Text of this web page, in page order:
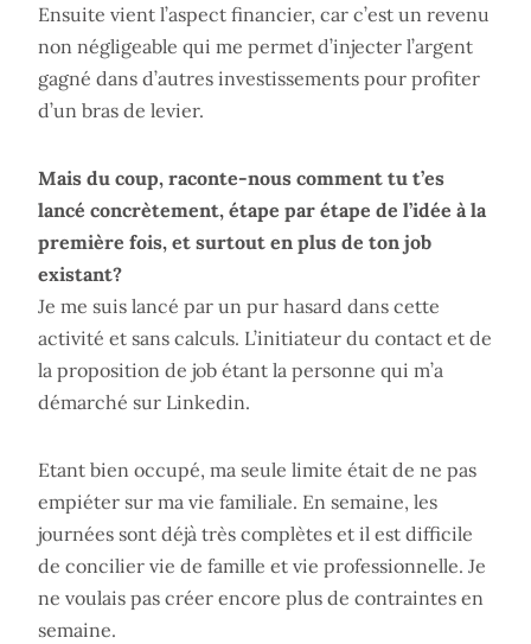
Ensuite vient l’aspect financier, car c’est un revenu
non négligeable qui me permet d’injecter l’argent
gagné dans d’autres investissements pour profiter
d’un bras de levier.
Mais du coup, raconte-nous comment tu t’es
lancé concrètement, étape par étape de l’idée à la
première fois, et surtout en plus de ton job
existant?
Je me suis lancé par un pur hasard dans cette
activité et sans calculs. L’initiateur du contact et de
la proposition de job étant la personne qui m’a
démarché sur Linkedin.
Etant bien occupé, ma seule limite était de ne pas
empiéter sur ma vie familiale. En semaine, les
journées sont déjà très complètes et il est difficile
de concilier vie de famille et vie professionnelle. Je
ne voulais pas créer encore plus de contraintes en
semaine.